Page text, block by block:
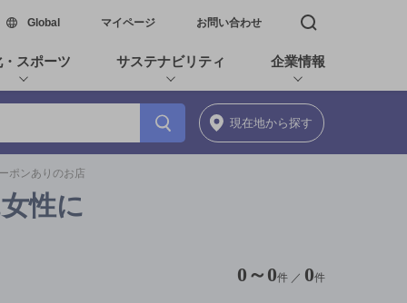
Global新しいウィンドウで開く
マイページ お問い合わせ 検索窓を開く
スポーツ サステナビリティ 企業情報
現在地から探す
ポンありのお店
性に
0 ～ 0件 ／ 0件